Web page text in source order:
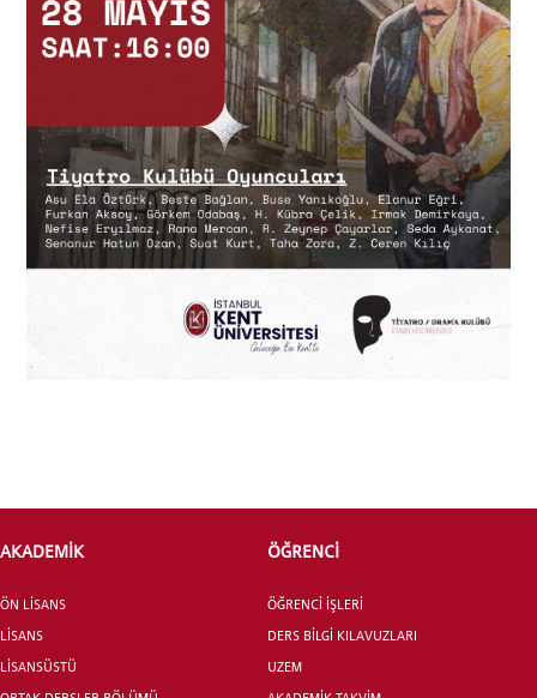
ADAY ÖĞRENCİ
ADAYLARI
ÖNLİSANS ve
AKADEMİK
ÖN LİSANS
LİSANS
LİSANSÜSTÜ
ÖĞRENCİ
ÖĞRENCİ İŞLERİ
DERS BİLGİ KILAVUZLARI
UZEM